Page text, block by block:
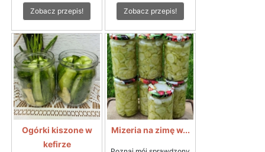
Zobacz przepis! Zobacz przepis!
Ogórki kiszone w
kefirze
Mizeria na zimę w...